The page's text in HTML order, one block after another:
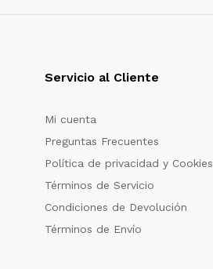
Servicio al Cliente
Mi cuenta
Preguntas Frecuentes
Política de privacidad y Cookies
Términos de Servicio
Condiciones de Devolución
Términos de Envío